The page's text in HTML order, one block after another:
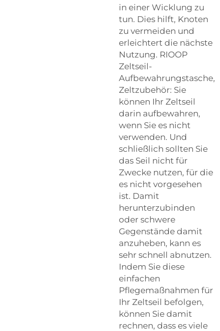
in einer Wicklung zu
tun. Dies hilft, Knoten
zu vermeiden und
erleichtert die nächste
Nutzung. RIOOP
Zeltseil-
Aufbewahrungstasche,
Zeltzubehör: Sie
können Ihr Zeltseil
darin aufbewahren,
wenn Sie es nicht
verwenden. Und
schließlich sollten Sie
das Seil nicht für
Zwecke nutzen, für die
es nicht vorgesehen
ist. Damit
herunterzubinden
oder schwere
Gegenstände damit
anzuheben, kann es
sehr schnell abnutzen.
Indem Sie diese
einfachen
Pflegemaßnahmen für
Ihr Zeltseil befolgen,
können Sie damit
rechnen, dass es viele